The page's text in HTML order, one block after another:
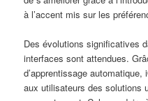
à l’accent mis sur les
Des évolutions significatives
interfaces sont attendues.
d’apprentissage
aux utilisateurs des solutions